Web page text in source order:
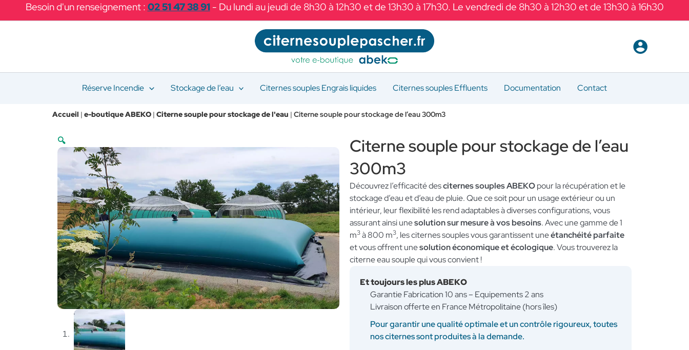
Besoin d'un renseignement : 02 51 47 38 91- Du lundi au jeudi de 8h30 à 12h30 et de 13h30 à 17h30. Le vendredi de 8h30 à 12h30 et de 13h30 à 16h30
Réserve Incendie Stockage de l’eau Citernes souples Engrais liquides Citernes souples Effluents Documentation Contact
Accueil | e-boutique ABEKO | Citerne souple pour stockage de l'eau | Citerne souple pour stockage de l’eau 300m3
🔍
Citerne souple pour stockage de l’eau
300m3
Découvrez l’efficacité desciternes souples ABEKOpour la récupération et le
stockage d’eau et d’eau de pluie. Que ce soit pour un usage extérieur ou un
intérieur, leur flexibilité les rend adaptables à diverses configurations, vous
assurant ainsi unesolution sur mesure à vos besoins. Avec une gamme de 1
m3à 800 m3, les citernes souples vous garantissent uneétanchéité parfaite
et vous offrent unesolution économique et écologique. Vous trouverez la
citerne eau souple qui vous convient !
Et toujours les plus ABEKO
Garantie Fabrication 10 ans – Equipements 2 ans
Livraison offerte en France Métropolitaine (hors îles)
Pour garantir une qualité optimale et un contrôle rigoureux, toutes
nos citernes sont produites à la demande.